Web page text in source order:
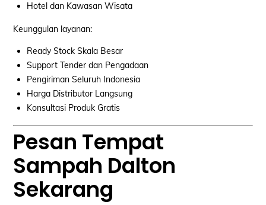
Hotel dan Kawasan Wisata
Keunggulan layanan:
Ready Stock Skala Besar
Support Tender dan Pengadaan
Pengiriman Seluruh Indonesia
Harga Distributor Langsung
Konsultasi Produk Gratis
Pesan Tempat
Sampah Dalton
Sekarang